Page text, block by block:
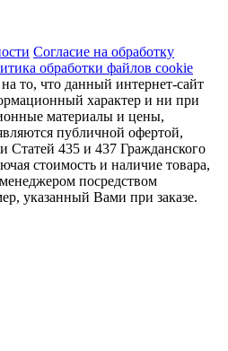
Согласие на обработку
обработки файлов cookie
то, что данный интернет-сайт
характер и ни при
материалы и цены,
публичной офертой,
Статей 435 и 437 Гражданского
стоимость и наличие товара,
посредством
указанный Вами при заказе.